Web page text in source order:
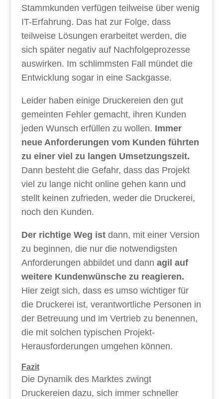
Stammkunden verfügen teilweise über wenig
IT-Erfahrung. Das hat zur Folge, dass
teilweise Lösungen erarbeitet werden, die
sich später negativ auf Nachfolgeprozesse
auswirken. Im schlimmsten Fall mündet die
Entwicklung sogar in eine Sackgasse.
Leider haben einige Druckereien den gut
gemeinten Fehler gemacht, ihren Kunden
jeden Wunsch erfüllen zu wollen. Immer
neue Anforderungen vom Kunden führten
zu einer viel zu langen Umsetzungszeit.
Dann besteht die Gefahr, dass das Projekt
viel zu lange nicht online gehen kann und
stellt keinen zufrieden, weder die Druckerei,
noch den Kunden.
Der richtige Weg istdann, mit einer Version
zu beginnen, die nur die notwendigsten
Anforderungen abbildet und dann agil auf
weitere Kundenwünsche zu reagieren.
Hier zeigt sich, dass es umso wichtiger für
die Druckerei ist, verantwortliche Personen in
der Betreuung und im Vertrieb zu benennen,
die mit solchen typischen Projekt-
Herausforderungen umgehen können.
Fazit
Die Dynamik des Marktes zwingt
Druckereien dazu, sich immer schneller